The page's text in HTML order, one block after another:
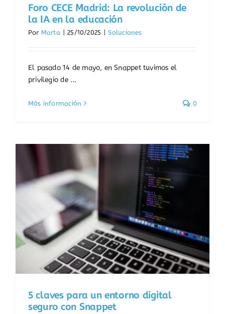
Foro CECE Madrid: La revolución de
la IA en la educación
Por Marta | 25/10/2025 | Soluciones
El pasado 14 de mayo, en Snappet tuvimos el
privilegio de ...
Más información 0
5 claves para un entorno digital
seguro con Snappet